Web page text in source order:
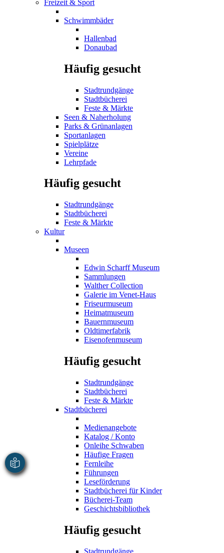
Freizeit & Sport
Schwimmbäder
Hallenbad
Donaubad
Häufig gesucht
Stadtrundgänge
Stadtbücherei
Feste & Märkte
Seen & Naherholung
Parks & Grünanlagen
Sportanlagen
Spielplätze
Vereine
Lehrpfade
Häufig gesucht
Stadtrundgänge
Stadtbücherei
Feste & Märkte
Kultur
Museen
Edwin Scharff Museum
Sammlungen
Walther Collection
Galerie im Venet-Haus
Friseurmuseum
Heimatmuseum
Bauernmuseum
Oldtimerfabrik
Eisenofenmuseum
Häufig gesucht
Stadtrundgänge
Stadtbücherei
Feste & Märkte
Stadtbücherei
Medienangebote
Katalog / Konto
Onleihe Schwaben
Häufige Fragen
Fernleihe
Führungen
Leseförderung
Stadtbücherei für Kinder
Bücherei-Team
Geschichtsbibliothek
Häufig gesucht
Stadtrundgänge